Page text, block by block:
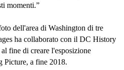
momenti.”
dell'area di Washington di tre
ha collaborato con il DC History
fine di creare l'esposizione
Picture, a fine 2018.